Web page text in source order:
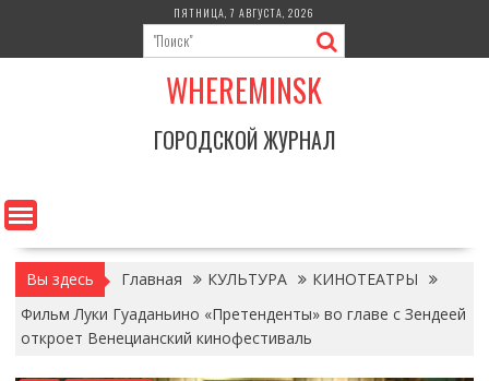
содержимому
ПЯТНИЦА, 7 АВГУСТА, 2026
WHEREMINSK
ГОРОДСКОЙ ЖУРНАЛ
Вы здесь Главная КУЛЬТУРА
КИНОТЕАТРЫ
Фильм Луки Гуаданьино «Претенденты» во главе с Зендеей
откроет Венецианский кинофестиваль